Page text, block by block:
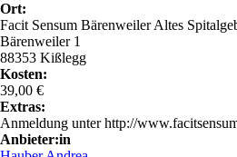
Ort:
Facit Sensum Bärenweiler Altes
Bärenweiler 1
88353 Kißlegg
Kosten:
39,00 €
Extras:
Anmeldung unter http://
Anbieter:in